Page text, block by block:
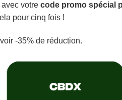
avec votre code promo spécial
pour cinq fois !
-35% de réduction.